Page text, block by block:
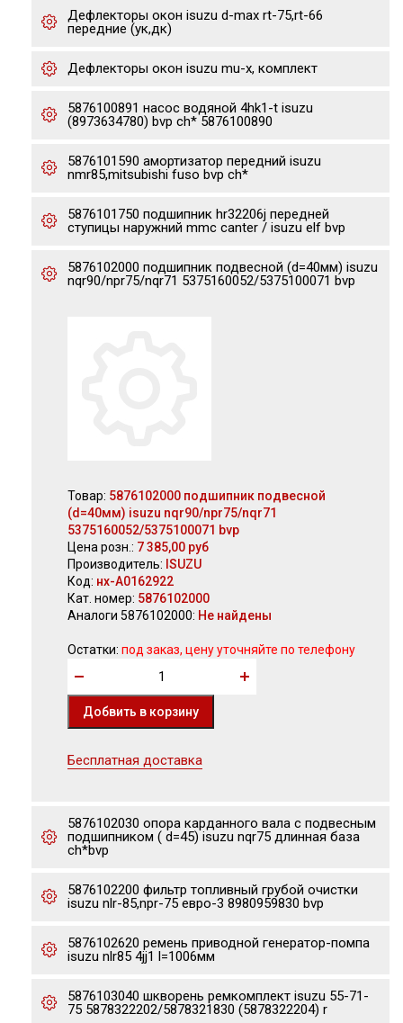
Дефлекторы окон isuzu d-max rt-75,rt-66
передние (ук,дк)
Дефлекторы окон isuzu mu-x, комплект
5876100891 насос водяной 4hk1-t isuzu
(8973634780) bvp ch* 5876100890
5876101590 амортизатор передний isuzu
nmr85,mitsubishi fuso bvp ch*
5876101750 подшипник hr32206j передней
ступицы наружний mmc canter / isuzu elf bvp
5876102000 подшипник подвесной (d=40мм) isuzu
nqr90/npr75/nqr71 5375160052/5375100071 bvp
Товар: 5876102000 подшипник подвесной
(d=40мм) isuzu nqr90/npr75/nqr71
5375160052/5375100071 bvp
Цена розн.: 7 385,00 руб
Производитель: ISUZU
Код: нх-А0162922
Кат. номер: 5876102000
Аналоги 5876102000: Не найдены
Остатки: под заказ, цену уточняйте по телефону
Бесплатная доставка
5876102030 опора карданного вала с подвесным
подшипником ( d=45) isuzu nqr75 длинная база
ch*bvp
5876102200 фильтр топливный грубой очистки
isuzu nlr-85,npr-75 евро-3 8980959830 bvp
5876102620 ремень приводной генератор-помпа
isuzu nlr85 4jj1 l=1006мм
5876103040 шкворень ремкомплект isuzu 55-71-
75 5878322202/5878321830 (5878322204) r